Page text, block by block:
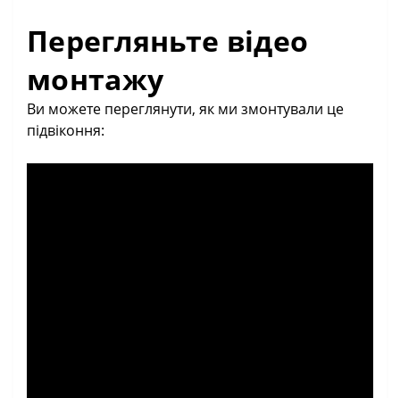
Перегляньте відео
монтажу
Ви можете переглянути, як ми змонтували це
підвіконня: